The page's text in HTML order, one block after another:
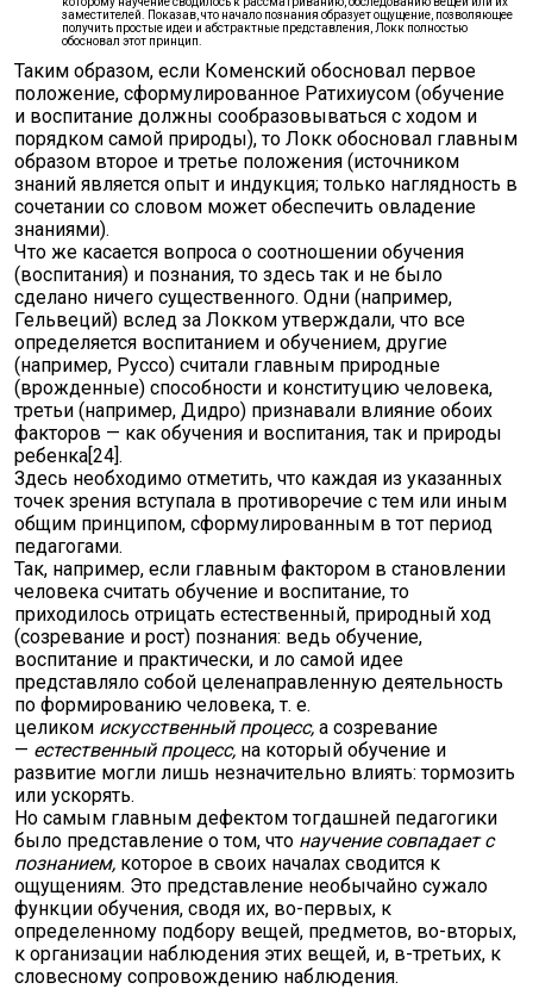
заместителей. Показав, что начало познания образует ощущение, позволяющее
получить простые идеи и абстрактные представления, Локк полностью
обосновал этот принцип.
Таким образом, если Коменский обосновал первое
положение, сформулированное Ратихиусом (обучение
и воспитание должны сообразовываться с ходом и
порядком самой природы), то Локк обосновал главным
образом второе и третье положения (источником
знаний является опыт и индукция; только наглядность в
сочетании со словом может обеспечить овладение
знаниями).
Что же касается вопроса о соотношении обучения
(воспитания) и познания, то здесь так и не было
сделано ничего существенного. Одни (например,
Гельвеций) вслед за Локком утверждали, что все
определяется воспитанием и обучением, другие
(например, Руссо) считали главным природные
(врожденные) способности и конституцию человека,
третьи (например, Дидро) признавали влияние обоих
факторов — как обучения и воспитания, так и природы
ребенка[24].
Здесь необходимо отметить, что каждая из указанных
точек зрения вступала в противоречие с тем или иным
общим принципом, сформулированным в тот период
педагогами.
Так, например, если главным фактором в становлении
человека считать обучение и воспитание, то
приходилось отрицать естественный, природный ход
(созревание и рост) познания: ведь обучение,
воспитание и практически, и ло самой идее
представляло собой целенаправленную деятельность
по формированию человека, т. е.
целиком искусственный процесс, а созревание
— естественный процесс, на который обучение и
развитие могли лишь незначительно влиять: тормозить
или ускорять.
Но самым главным дефектом тогдашней педагогики
было представление о том, что научение совпадает с
познанием, которое в своих началах сводится к
ощущениям. Это представление необычайно сужало
функции обучения, сводя их, во-первых, к
определенному подбору вещей, предметов, во-вторых,
к организации наблюдения этих вещей, и, в-третьих, к
словесному сопровождению наблюдения.